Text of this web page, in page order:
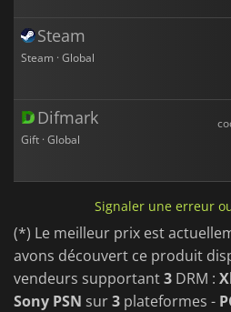
Steam
Steam · Global
Difmark
Gift · Global
Signaler une erreur
(*) Le meilleur prix est
avons découvert ce produit
vendeurs supportant3 DRM :
Sony PSN sur3 plateformes -